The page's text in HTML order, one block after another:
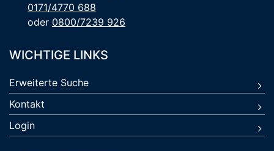
WICHTIGE LINKS
Erweiterte Suche
Kontakt
Login
0171/4770 688
oder 0800/7239 926